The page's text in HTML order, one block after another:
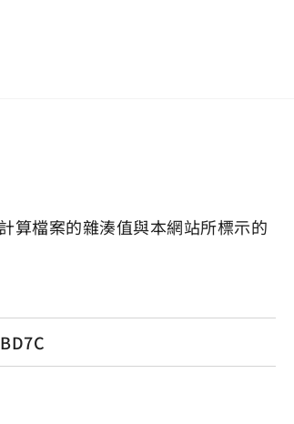
算檔案的雜湊值與本網站所標示的